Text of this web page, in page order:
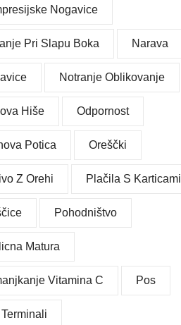
Nogavice
Pri Slapu Boka Narava
Notranje Oblikovanje
Hiše Odpornost
Potica Oreščki
Z Orehi Plačila S Karticami
Pohodništvo
Matura
Vitamina C Pos